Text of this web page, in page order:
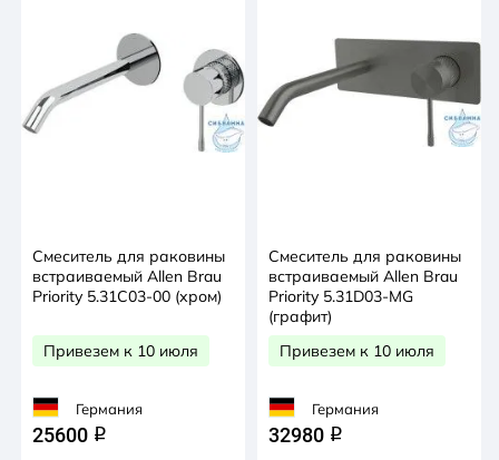
Смеситель для раковины
встраиваемый Allen Brau
Priority 5.31C03-00 (хром)
Привезем к 10 июля
Германия
25600 q
Смеситель для раковины
встраиваемый Allen Brau
Priority 5.31D03-MG
(графит)
Привезем к 10 июля
Германия
32980 q